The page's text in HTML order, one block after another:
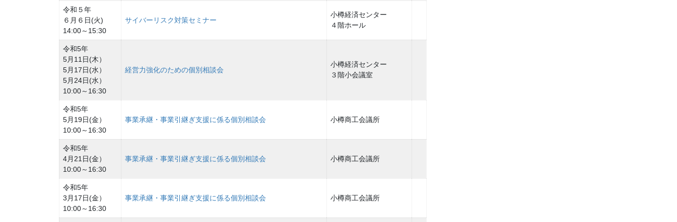
令和５年
６月６日(火)
14:00～15:30
サイバーリスク対策セミナー
小樽経済センター
４階ホール
令和5年
5月11日(木）
5月17日(水）
5月24日(水）
10:00～16:30
経営力強化のための個別相談会
小樽経済センター
３階小会議室
令和5年
5月19日(金）
10:00～16:30
事業承継・事業引継ぎ支援に係る個別相談会 小樽商工会議所
令和5年
4月21日(金）
10:00～16:30
事業承継・事業引継ぎ支援に係る個別相談会 小樽商工会議所
令和5年
3月17日(金）
10:00～16:30
事業承継・事業引継ぎ支援に係る個別相談会 小樽商工会議所